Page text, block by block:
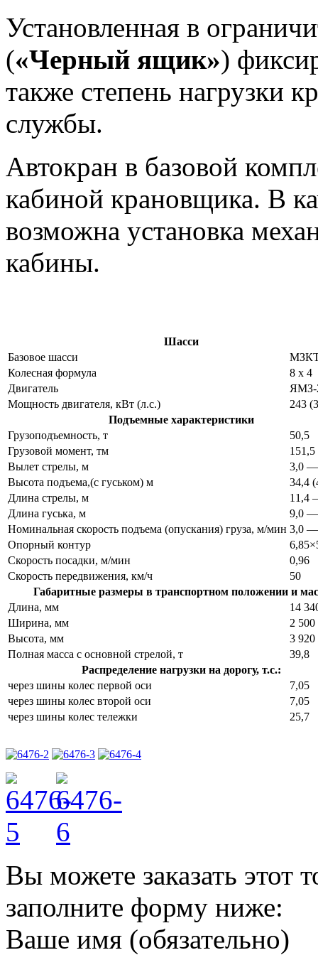
Установленная в
(«Черный ящик»)
также степень нагрузки
службы.
Автокран в базовой
кабиной крановщика. В
возможна установка
кабины.
Шасси
Базовое шасси
Колесная формула
8 x 4
Двигатель
ЯМЗ-
Мощность двигателя, кВт (л.с.)
243
Подъемные характеристики
Грузоподъемность, т
50,5
Грузовой момент, тм
151,5
Вылет стрелы, м
3,0 —
Высота подъема,(с гуськом) м
34,4
Длина стрелы, м
11,4
Длина гуська, м
9,0 —
Номинальная скорость подъема (опускания) груза, м/мин 3,0 —
Опорный контур
Скорость посадки, м/мин
0,96
Скорость передвижения, км/ч
50
Габаритные размеры в транспортном положении и
Длина, мм
14
Ширина, мм
2 500
Высота, мм
3 920
Полная масса с основной стрелой, т
39,8
Распределение нагрузки на дорогу, т.с.:
через шины колес первой оси
7,05
через шины колес второй оси
7,05
через шины колес тележки
25,7
Вы можете заказать этот
заполните форму ниже:
Ваше имя (обязательно)